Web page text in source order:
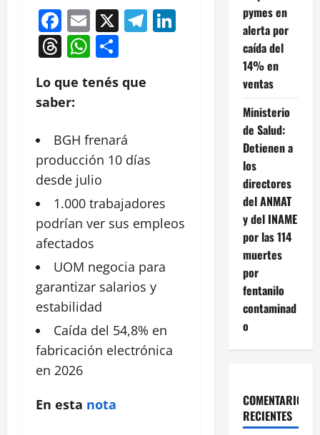
Facebook
Email
X Telegram
LinkedIn
Threads
WhatsApp
Lo que tenés que
saber:
BGH frenará
producción 10 días
desde julio
1.000 trabajadores
podrían ver sus empleos
afectados
UOM negocia para
garantizar salarios y
estabilidad
Caída del 54,8% en
fabricación electrónica
en 2026
En esta nota
pymes en
alerta por
caída del
14% en
ventas
Ministerio
de Salud:
Detienen a
los
directores
del ANMAT
y del INAME
por las 114
muertes
por
fentanilo
contaminad
o
COMENTARIOS
RECIENTES